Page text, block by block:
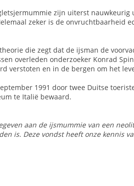
zijn uiterst
zeker is de onvruchtbaarheid
die zegt dat de ijsman de
overleden onderzoeker Konrad
verstoten en in de bergen om het
1991 door twee Duitse
te Italië bewaard.
aan de ijsmummie van een
is. Deze vondst heeft onze kennis